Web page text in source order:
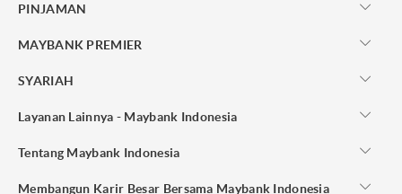
PINJAMAN
MAYBANK PREMIER
SYARIAH
Layanan Lainnya - Maybank Indonesia
Tentang Maybank Indonesia
Membangun Karir Besar Bersama Maybank Indonesia